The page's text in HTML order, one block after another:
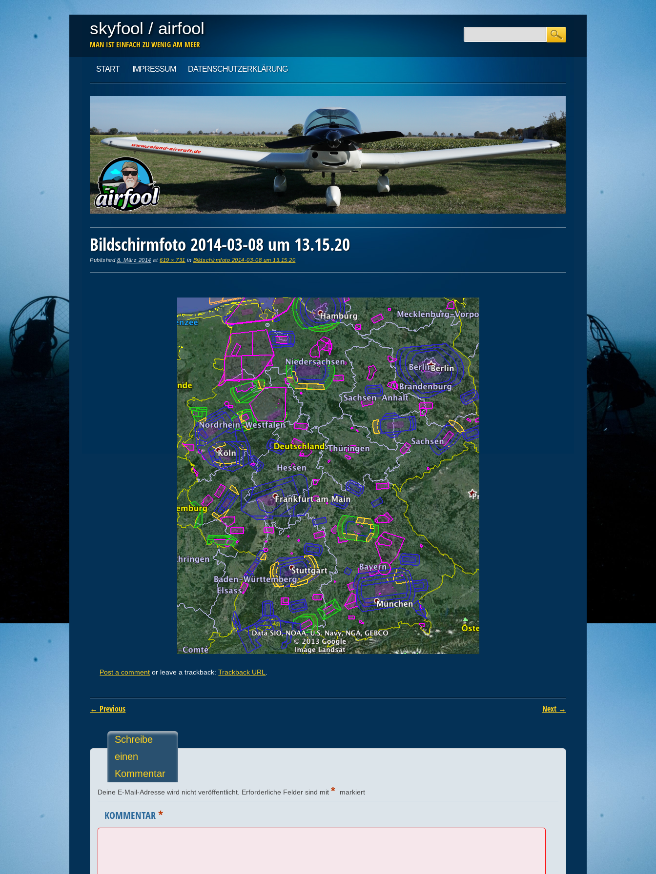
skyfool / airfool
MAN IST EINFACH ZU WENIG AM MEER
Main menu
content
START IMPRESSUM DATENSCHUTZ­ERKLÄRUNG
Bildschirmfoto 2014-03-08 um 13.15.20
Published 8. März 2014 at619 × 731 in Bildschirmfoto 2014-03-08 um 13.15.20
Post a comment or leave a trackback:Trackback URL
← Previous Next →
Schreibe
einen
Kommentar
Deine E-Mail-Adresse wird nicht veröffentlicht. Erforderliche Felder sind mit * markiert
KOMMENTAR*